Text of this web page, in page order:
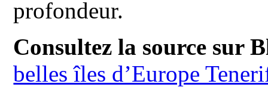
profondeur.
Consultez la source sur
belles îles d’Europe